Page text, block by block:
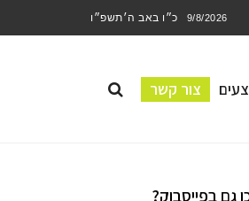
9/8/2026 כ״ו באב ה׳תשפ״ו
צור קשר
גם בפייסבוק?